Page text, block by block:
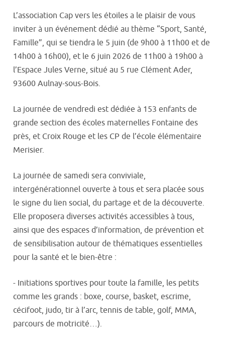
L’association Cap vers les étoiles a le plaisir de vous
inviter à un événement dédié au thème “Sport, Santé,
Famille”, qui se tiendra le 5 juin (de 9h00 à 11h00 et de
14h00 à 16h00), et le 6 juin 2026 de 11h00 à 19h00 à
l’Espace Jules Verne, situé au 5 rue Clément Ader,
93600 Aulnay-sous-Bois.
La journée de vendredi est dédiée à 153 enfants de
grande section des écoles maternelles Fontaine des
près, et Croix Rouge et les CP de l’école élémentaire
Merisier.
La journée de samedi sera conviviale,
intergénérationnel ouverte à tous et sera placée sous
le signe du lien social, du partage et de la découverte.
Elle proposera diverses activités accessibles à tous,
ainsi que des espaces d’information, de prévention et
de sensibilisation autour de thématiques essentielles
pour la santé et le bien-être :
- Initiations sportives pour toute la famille, les petits
comme les grands : boxe, course, basket, escrime,
cécifoot, judo, tir à l’arc, tennis de table, golf, MMA,
parcours de motricité…).